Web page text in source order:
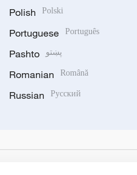
Polish Polski
Portuguese Português
Pashto پښتو
Romanian Română
Russian Русский